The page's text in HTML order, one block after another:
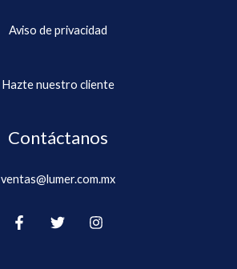
Aviso de privacidad
Hazte nuestro cliente
Contáctanos
ventas@lumer.com.mx